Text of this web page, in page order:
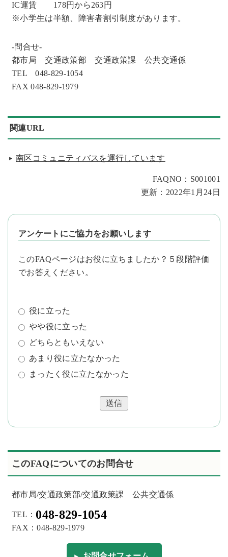
IC運賃 178円から263円
※小学生は半額、障害者割引制度があります。
-問合せ-
都市局 交通政策部 交通政策課 公共交通係
TEL 048-829-1054
FAX 048-829-1979
関連URL
南区コミュニティバスを運行しています
FAQNO：S001001
更新：2022年1月24日
アンケートにご協力をお願いします
このFAQページはお役に立ちましたか？５段階評価
でお答えください。
役に立った
やや役に立った
どちらともいえない
あまり役に立たなかった
まったく役に立たなかった
送信
このFAQについてのお問合せ
都市局/交通政策部/交通政策課 公共交通係
TEL： 048-829-1054
FAX：048-829-1979